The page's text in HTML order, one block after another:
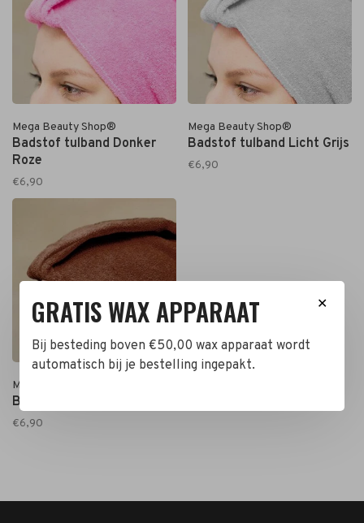
Mega Beauty Shop®
Badstof tulband Donker
Roze
€6,90
Mega Beauty Shop®
Badstof tulband Licht Grijs
€6,90
Mega Beauty Shop®
Badstof tulband Bruin
€6,90
✕
GRATIS WAX APPARAAT
Bij besteding boven €50,00 wax apparaat wordt
automatisch bij je bestelling ingepakt.